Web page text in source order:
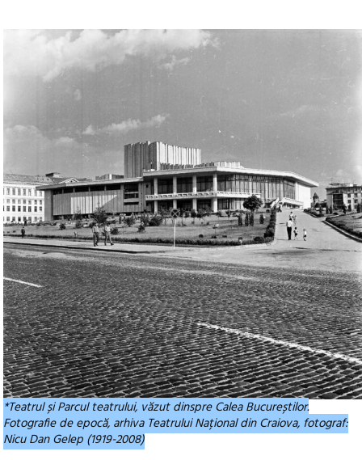
*Teatrul și Parcul teatrului, văzut dinspre Calea Bucureștilor.
Fotografie de epocă, arhiva Teatrului Național din Craiova, fotograf:
Nicu Dan Gelep (1919-2008)